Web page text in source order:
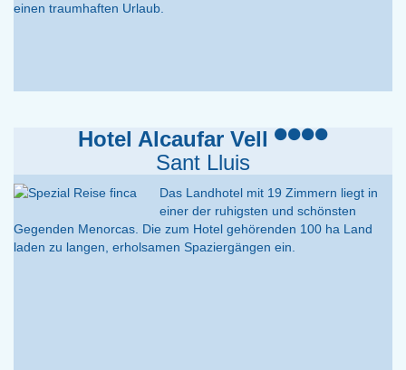
einen traumhaften Urlaub.
Hotel Alcaufar Vell
Sant Lluis
Das Landhotel mit 19 Zimmern liegt in
einer der ruhigsten und schönsten
Gegenden Menorcas. Die zum Hotel gehörenden 100 ha Land
laden zu langen, erholsamen Spaziergängen ein.